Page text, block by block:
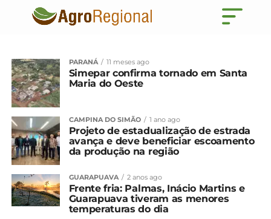
PARANÁ 11 meses ago
Simepar confirma tornado em Santa
Maria do Oeste
CAMPINA DO SIMÃO 1 ano ago
Projeto de estadualização de estrada
avança e deve beneficiar escoamento
da produção na região
GUARAPUAVA 2 anos ago
Frente fria: Palmas, Inácio Martins e
Guarapuava tiveram as menores
temperaturas do dia